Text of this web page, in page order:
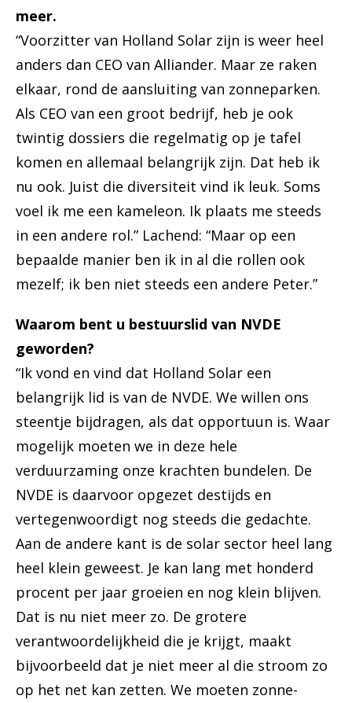
meer.
“Voorzitter van Holland Solar zijn is weer heel
anders dan CEO van Alliander. Maar ze raken
elkaar, rond de aansluiting van zonneparken.
Als CEO van een groot bedrijf, heb je ook
twintig dossiers die regelmatig op je tafel
komen en allemaal belangrijk zijn. Dat heb ik
nu ook. Juist die diversiteit vind ik leuk. Soms
voel ik me een kameleon. Ik plaats me steeds
in een andere rol.” Lachend: “Maar op een
bepaalde manier ben ik in al die rollen ook
mezelf; ik ben niet steeds een andere Peter.”
Waarom bent u bestuurslid van NVDE
geworden?
“Ik vond en vind dat Holland Solar een
belangrijk lid is van de NVDE. We willen ons
steentje bijdragen, als dat opportuun is. Waar
mogelijk moeten we in deze hele
verduurzaming onze krachten bundelen. De
NVDE is daarvoor opgezet destijds en
vertegenwoordigt nog steeds die gedachte.
Aan de andere kant is de solar sector heel lang
heel klein geweest. Je kan lang met honderd
procent per jaar groeien en nog klein blijven.
Dat is nu niet meer zo. De grotere
verantwoordelijkheid die je krijgt, maakt
bijvoorbeeld dat je niet meer al die stroom zo
op het net kan zetten. We moeten zonne-